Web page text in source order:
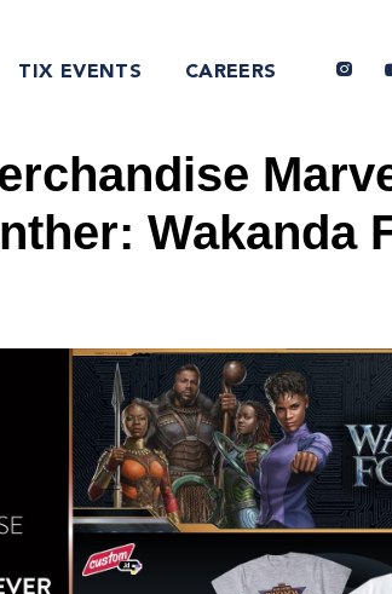
TIX EVENTS CAREERS
Wakanda